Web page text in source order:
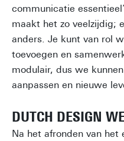
communicatie
maakt het zo veelzijdig;
anders. Je kunt van rol
toevoegen en
modulair, dus we
aanpassen en nieuwe
DUTCH DESIGN
Na het afronden van het